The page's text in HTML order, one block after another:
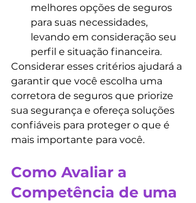
melhores opções de seguros
para suas necessidades,
levando em consideração seu
perfil e situação financeira.
Considerar esses critérios ajudará a
garantir que você escolha uma
corretora de seguros que priorize
sua segurança e ofereça soluções
confiáveis para proteger o que é
mais importante para você.
Como Avaliar a
Competência de uma